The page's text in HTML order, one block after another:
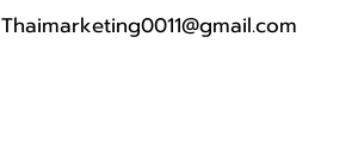
Thaimarketing0011@gmail.com